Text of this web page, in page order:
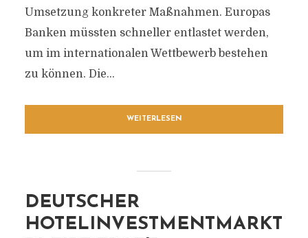
Umsetzung konkreter Maßnahmen. Europas
Banken müssten schneller entlastet werden,
um im internationalen Wettbewerb bestehen
zu können. Die...
WEITERLESEN
DEUTSCHER
HOTELINVESTMENTMARKT